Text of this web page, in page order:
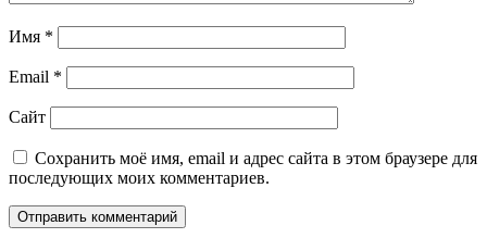
Имя *
Email *
Сайт
Сохранить моё имя, email и адрес сайта в этом браузере для
последующих моих комментариев.